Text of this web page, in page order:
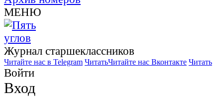
МЕНЮ
Журнал старшекласcников
Читайте нас в Telegram ЧитатьЧитайте нас Вконтакте Читать
Войти
Вход